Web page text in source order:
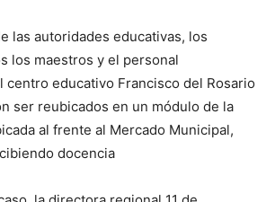
las autoridades educativas, los
los maestros y el personal
centro educativo Francisco del Rosario
ser reubicados en un módulo de la
al frente al Mercado Municipal,
docencia